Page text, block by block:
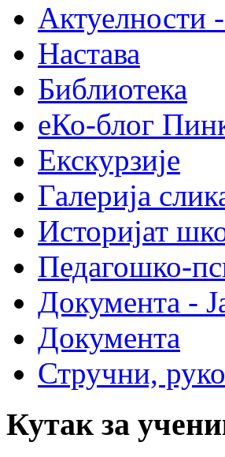
Актуелности
Настава
Библиотека
еКо-блог
Екскурзије
Галерија
Историјат
Педагошко-
Документа -
Документа
Стручни,
Кутак за